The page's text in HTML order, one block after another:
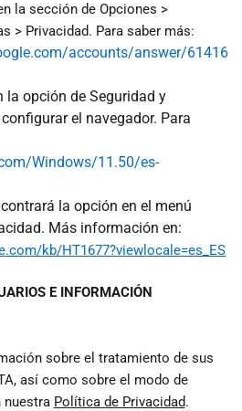
la sección de Opciones >
> Privacidad. Para saber más:
accounts/answer/61416
la opción de Seguridad y
el navegador. Para
Windows/11.50/es-
la opción en el menú
Más información en:
kb/HT1677?viewlocale=es_ES
E INFORMACIÓN
sobre el tratamiento de sus
así como sobre el modo de
nuestra Política de Privacidad.